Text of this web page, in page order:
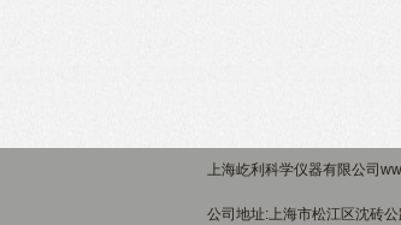
上海屹利科学仪器有限公司
公司地址:上海市松江区沈砖